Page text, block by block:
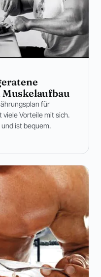
für
Vorteile mit sich.
ist bequem.